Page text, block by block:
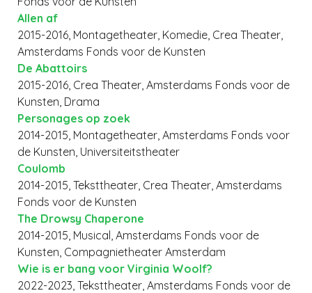
Allen af
2015-2016, Montagetheater, Komedie, Crea Theater,
Amsterdams Fonds voor de Kunsten
De Abattoirs
2015-2016, Crea Theater, Amsterdams Fonds voor de
Kunsten, Drama
Personages op zoek
2014-2015, Montagetheater, Amsterdams Fonds voor
de Kunsten, Universiteitstheater
Coulomb
2014-2015, Teksttheater, Crea Theater, Amsterdams
Fonds voor de Kunsten
The Drowsy Chaperone
2014-2015, Musical, Amsterdams Fonds voor de
Kunsten, Compagnietheater Amsterdam
Wie is er bang voor Virginia Woolf?
2022-2023, Teksttheater, Amsterdams Fonds voor de